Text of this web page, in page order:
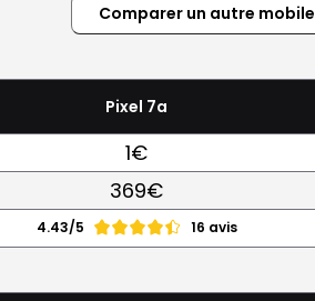
Comparer un autre mobile
Pixel 7a
1€
369€
4.43/5 16 avis